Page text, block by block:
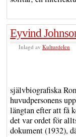
Eyvind
Inlagd av Kulturdelen
självbiografiska
huvudpersonens
längtan efter att få
det var ordet för
dokument (1932),